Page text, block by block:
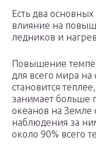
Есть два
влияние на
ледников и
Повышение
для всего мира
становится
занимает больше
океанов на Земле
наблюдения за
около 90% всего